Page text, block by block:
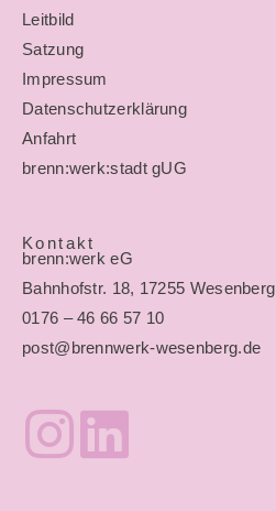
Leitbild
Satzung
Impressum
Datenschutzerklärung
Anfahrt
brenn:werk:stadt gUG
Kontakt
brenn:werk eG
Bahnhofstr. 18, 17255 Wesenberg
0176 – 46 66 57 10
post@brennwerk-wesenberg.de